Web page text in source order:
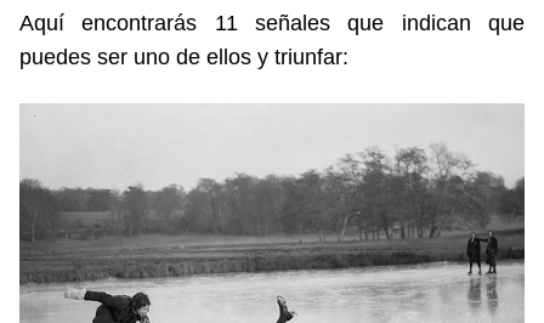
Aquí encontrarás 11 señales que indican que
puedes ser uno de ellos y triunfar: